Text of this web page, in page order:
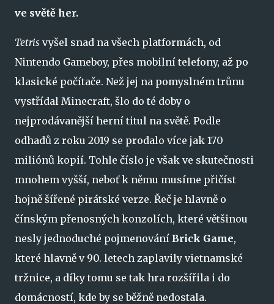
ve světě her.
Tetris vyšel snad na všech platformách, od
Nintendo Gameboy, přes mobilní telefony, až po
klasické počítače. Než jej na pomyslném trůnu
vystřídal Minecraft, šlo do té doby o
nejprodávanější herní titul na světě. Podle
odhadů z roku 2019 se prodalo více jak 170
miliónů kopií. Tohle číslo je však ve skutečnosti
mnohem vyšší, neboť k němu musíme přičíst
hojně šířené pirátské verze. Řeč je hlavně o
čínským přenosných konzolích, které většinou
nesly jednoduché pojmenování Brick Game,
které hlavně v 90. letech zaplavily vietnamské
tržnice, a díky tomu se tak hra rozšířila i do
domácností, kde by se běžně nedostala.